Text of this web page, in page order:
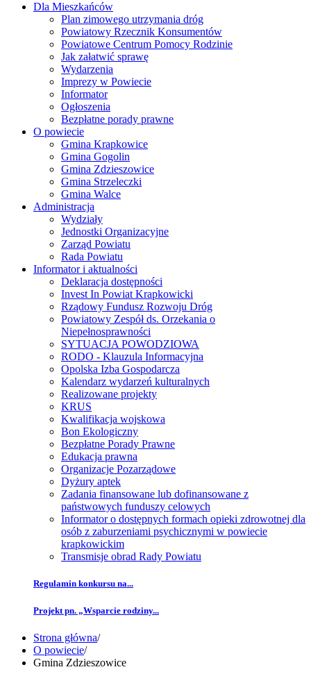
Dla Mieszkańców
Plan zimowego utrzymania dróg
Powiatowy Rzecznik Konsumentów
Powiatowe Centrum Pomocy Rodzinie
Jak załatwić sprawę
Wydarzenia
Imprezy w Powiecie
Informator
Ogłoszenia
Bezpłatne porady prawne
O powiecie
Gmina Krapkowice
Gmina Gogolin
Gmina Zdzieszowice
Gmina Strzeleczki
Gmina Walce
Administracja
Wydziały
Jednostki Organizacyjne
Zarząd Powiatu
Rada Powiatu
Informator i aktualności
Deklaracja dostępności
Invest In Powiat Krapkowicki
Rządowy Fundusz Rozwoju Dróg
Powiatowy Zespół ds. Orzekania o
Niepełnosprawności
SYTUACJA POWODZIOWA
RODO - Klauzula Informacyjna
Opolska Izba Gospodarcza
Kalendarz wydarzeń kulturalnych
Realizowane projekty
KRUS
Kwalifikacja wojskowa
Bon Ekologiczny
Bezpłatne Porady Prawne
Edukacja prawna
Organizacje Pozarządowe
Dyżury aptek
Zadania finansowane lub dofinansowane z
państwowych funduszy celowych
Informator o dostępnych formach opieki zdrowotnej dla
osób z zaburzeniami psychicznymi w powiecie
krapkowickim
Transmisje obrad Rady Powiatu
Regulamin konkursu na...
Projekt pn. „Wsparcie rodziny...
Strona główna/
O powiecie/
Gmina Zdzieszowice